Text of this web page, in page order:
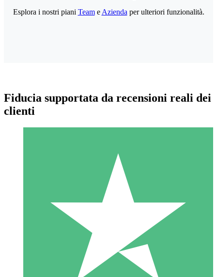
Pacchetti di Crediti Individuali
Paga a consumo con crediti di download. Nessun impegno
1 Download
10
Esplora i nostri piani Teame Azienda per ulteriori funzionalità.
Fiducia supportata da recensioni reali dei
clienti